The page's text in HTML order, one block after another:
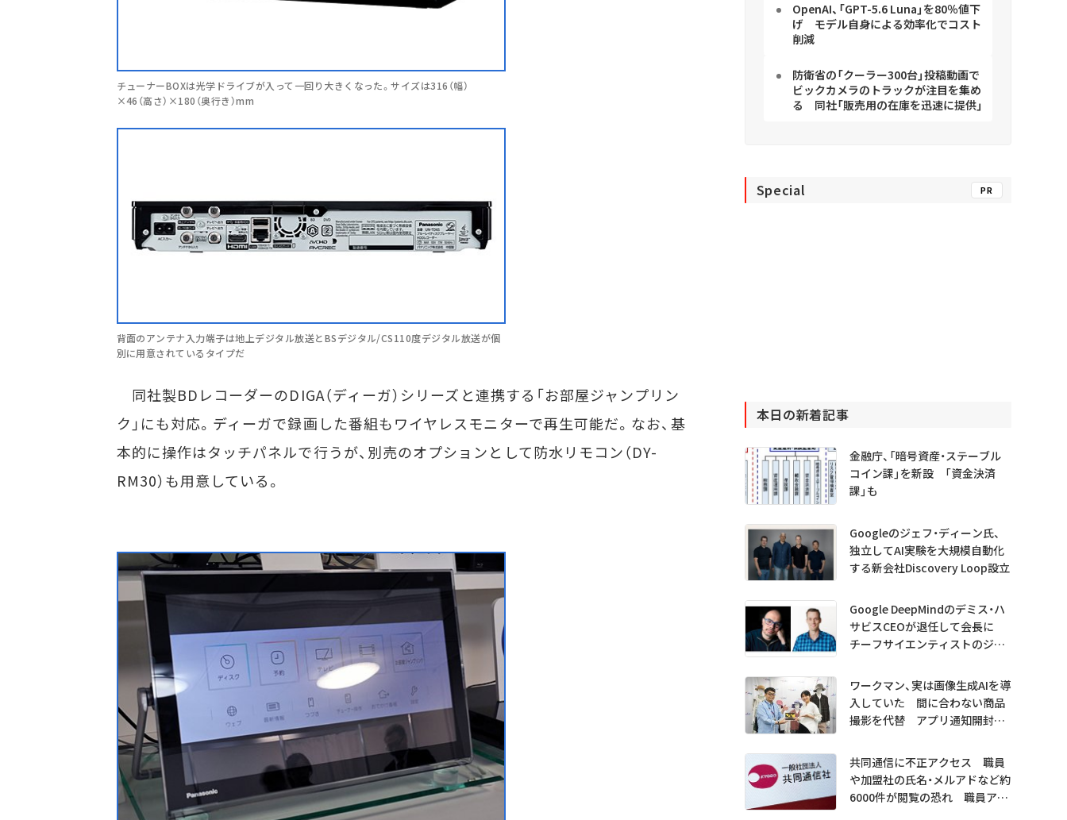
チューナーBOXは光学ドライブが入って一回り大きくなった。サイズは316（幅）
×46（高さ）×180（奥行き）mm
背面のアンテナ入力端子は地上デジタル放送とBSデジタル/CS110度デジタル放送が個
別に用意されているタイプだ
同社製BDレコーダーのDIGA（ディーガ）シリーズと連携する「お部屋ジャンプリン
ク」にも対応。ディーガで録画した番組もワイヤレスモニターで再生可能だ。なお、基
本的に操作はタッチパネルで行うが、別売のオプションとして防水リモコン（DY-
RM30）も用意している。
OpenAI、「GPT-5.6 Luna」を80％値下
げ モデル自身による効率化でコスト
削減
防衛省の「クーラー300台」投稿動画で
ビックカメラのトラックが注目を集め
る 同社「販売用の在庫を迅速に提供」
Special PR
本日の新着記事
金融庁、「暗号資産・ステーブル
コイン課」を新設 「資金決済
課」も
Googleのジェフ・ディーン氏、
独立してAI実験を大規模自動化
する新会社Discovery Loop設立
Google DeepMindのデミス・ハ
サビスCEOが退任して会長に
チーフサイエンティストのジェ
ワークマン、実は画像生成AIを導
入していた 間に合わない商品
撮影を代替 アプリ通知開封も
共同通信に不正アクセス 職員
や加盟社の氏名・メルアドなど約
6000件が閲覧の恐れ 職員アカ